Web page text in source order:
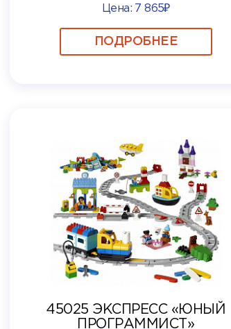
Цена: 7 865₽
ПОДРОБНЕЕ
45025 ЭКСПРЕСС «ЮНЫЙ
ПРОГРАММИСТ»